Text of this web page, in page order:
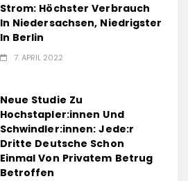
Strom: Höchster Verbrauch
In Niedersachsen, Niedrigster
In Berlin
7. APRIL 2022
Neue Studie Zu
Hochstapler:innen Und
Schwindler:innen: Jede:r
Dritte Deutsche Schon
Einmal Von Privatem Betrug
Betroffen